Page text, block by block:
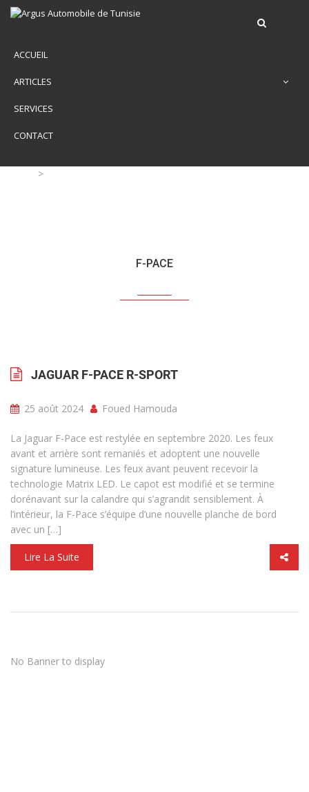
ACCUEIL
ARTICLES
SERVICES
CONTACT
>
F-PACE
JAGUAR F-PACE R-SPORT
25 août 2024 Foued Hamouda
La Jaguar F-Pace est restylée en septembre 2020. Les feux
avant et arrière sont remaniés et adoptent une nouvelle
signature lumineuse. Les feux avant peuvent recevoir la
technologie Matrix LED. Le capot est modifié et se termine
dorénavant sur la calandre qui s’agrandit sensiblement. À
l’intérieur, la F-Pace s’équipe d’une nouvelle planche de bord
avec un […]
Lire La Suite
No Banner to display